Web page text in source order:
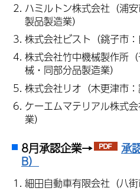
ハミルトン株式会社（浦
製品製造業）
株式会社ビスト（銚子市
株式会社竹中機械製作所
械・同部分品製造業）
株式会社リオ（木更津市：
ケーエムマテリアル株式
業）
8月承認企業→ 承
B）
細田自動車有限会社（八街